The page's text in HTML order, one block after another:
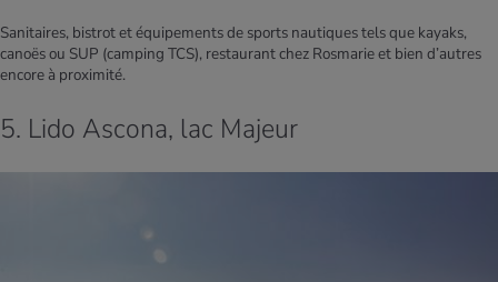
Sanitaires, bistrot et équipements de sports nautiques tels que kayaks,
canoës ou SUP (camping TCS), restaurant chez Rosmarie et bien d’autres
encore à proximité.
5. Lido Ascona, lac Majeur